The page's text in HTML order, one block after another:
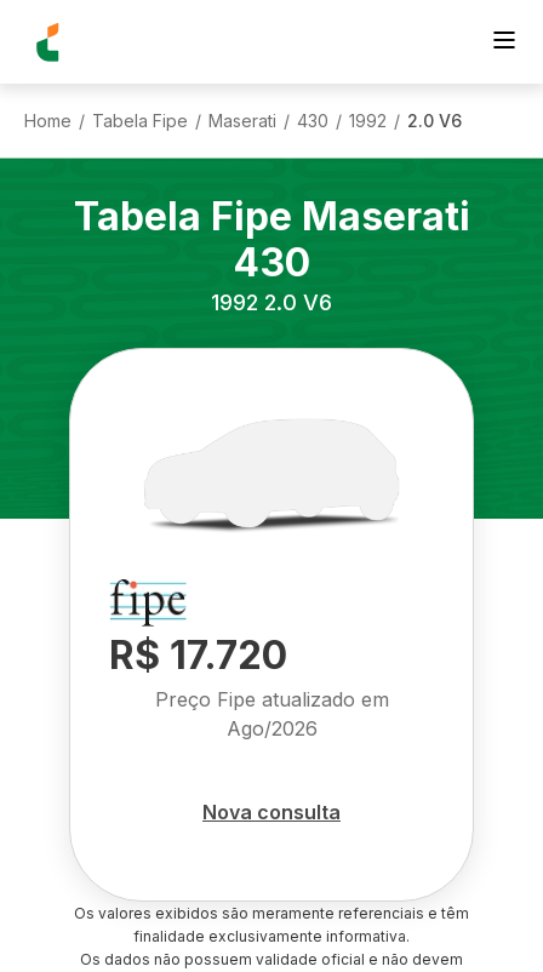
Home / Tabela Fipe / Maserati / 430 / 1992 / 2.0 V6
Tabela Fipe Maserati
430
1992 2.0 V6
R$ 17.720
Preço Fipe atualizado em
Ago/2026
Nova consulta
Os valores exibidos são meramente referenciais e têm
finalidade exclusivamente informativa.
Os dados não possuem validade oficial e não devem